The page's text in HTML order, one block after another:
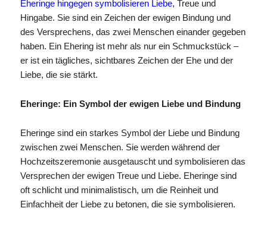
Eheringe hingegen symbolisieren Liebe, Treue und
Hingabe. Sie sind ein Zeichen der ewigen Bindung und
des Versprechens, das zwei Menschen einander gegeben
haben. Ein Ehering ist mehr als nur ein Schmuckstück –
er ist ein tägliches, sichtbares Zeichen der Ehe und der
Liebe, die sie stärkt.
Eheringe: Ein Symbol der ewigen Liebe und Bindung
Eheringe sind ein starkes Symbol der Liebe und Bindung
zwischen zwei Menschen. Sie werden während der
Hochzeitszeremonie ausgetauscht und symbolisieren das
Versprechen der ewigen Treue und Liebe. Eheringe sind
oft schlicht und minimalistisch, um die Reinheit und
Einfachheit der Liebe zu betonen, die sie symbolisieren.